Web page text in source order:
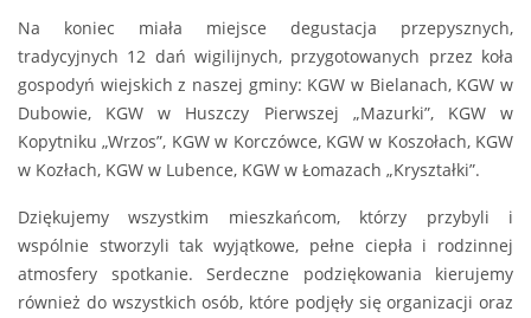
Na koniec miała miejsce degustacja przepysznych,
tradycyjnych 12 dań wigilijnych, przygotowanych przez koła
gospodyń wiejskich z naszej gminy: KGW w Bielanach, KGW w
Dubowie, KGW w Huszczy Pierwszej „Mazurki”, KGW w
Kopytniku „Wrzos”, KGW w Korczówce, KGW w Koszołach, KGW
w Kozłach, KGW w Lubence, KGW w Łomazach „Kryształki”.
Dziękujemy wszystkim mieszkańcom, którzy przybyli i
wspólnie stworzyli tak wyjątkowe, pełne ciepła i rodzinnej
atmosfery spotkanie. Serdeczne podziękowania kierujemy
również do wszystkich osób, które podjęły się organizacji oraz